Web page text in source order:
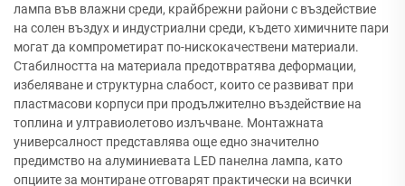
лампа във влажни среди, крайбрежни райони с въздействие
на солен въздух и индустриални среди, където химичните пари
могат да компрометират по-нискокачествени материали.
Стабилността на материала предотвратява деформации,
избеляване и структурна слабост, които се развиват при
пластмасови корпуси при продължително въздействие на
топлина и ултравиолетово излъчване. Монтажната
универсалност представлява още едно значително
предимство на алуминиевата LED панелна лампа, като
опциите за монтиране отговарят практически на всички